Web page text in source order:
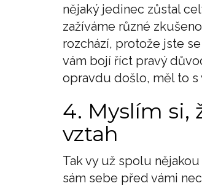
nějaký jedinec zůstal
zažíváme různé
rozchází, protože jste
vám bojí říct pravý
opravdu došlo, měl to s
4. Myslím si,
vztah
Tak vy už spolu
sám sebe před vámi